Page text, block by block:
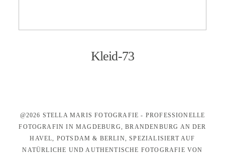
Kleid-73
@2026 STELLA MARIS FOTOGRAFIE - PROFESSIONELLE
FOTOGRAFIN IN MAGDEBURG, BRANDENBURG AN DER
HAVEL, POTSDAM & BERLIN, SPEZIALISIERT AUF
NATÜRLICHE UND AUTHENTISCHE FOTOGRAFIE VON